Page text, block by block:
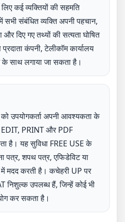
कई व्यक्तियों की सहमति
संबंधित व्यक्ति अपनी पहचान,
दिए गए तथ्यों की सत्यता घोषित
कंपनी, टेलीकॉम कार्यालय
साथ लगाया जा सकता है।
उपयोगकर्ता अपनी आवश्यकता के
PRINT और PDF
है। यह सुविधा FREE USE के
पत्र, शपथ पत्र, एफिडेविट या
मदद करती है। कचेहरी UP पर
निशुल्क उपलब्ध हैं, जिन्हें कोई भी
कर सकता है।